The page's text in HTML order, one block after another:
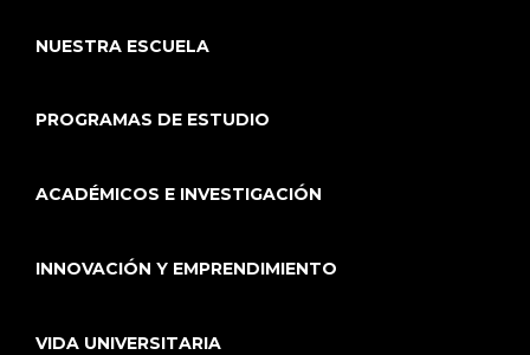
NUESTRA ESCUELA
PROGRAMAS DE ESTUDIO
ACADÉMICOS E INVESTIGACIÓN
INNOVACIÓN Y EMPRENDIMIENTO
VIDA UNIVERSITARIA